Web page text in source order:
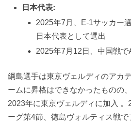
日本代表:
2025年7月、E-1サッカー
日本代表として選出
2025年7月12日、中国戦で
綱島選手は東京ヴェルディのアカ
ームに昇格はできなかったものの
2023年に東京ヴェルディに加入 。
ーグ第4節、徳島ヴォルティス戦